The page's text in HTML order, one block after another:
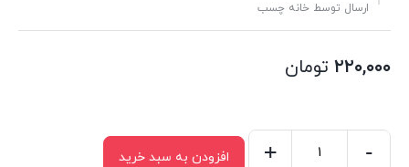
ارسال توسط خانه چسب
۲۲۰,۰۰۰ تومان
-
+ افزودن به سبد خرید